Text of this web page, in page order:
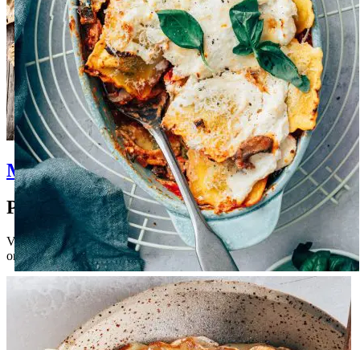
Feest
Ravioli lasagne
Mediterraanse recepten
Pauline's favorieten
Van snelle doordeweekse gerechten tot heerlijke baksels: hier vind je
onze nieuwste recepten om direct mee aan de slag te gaan.